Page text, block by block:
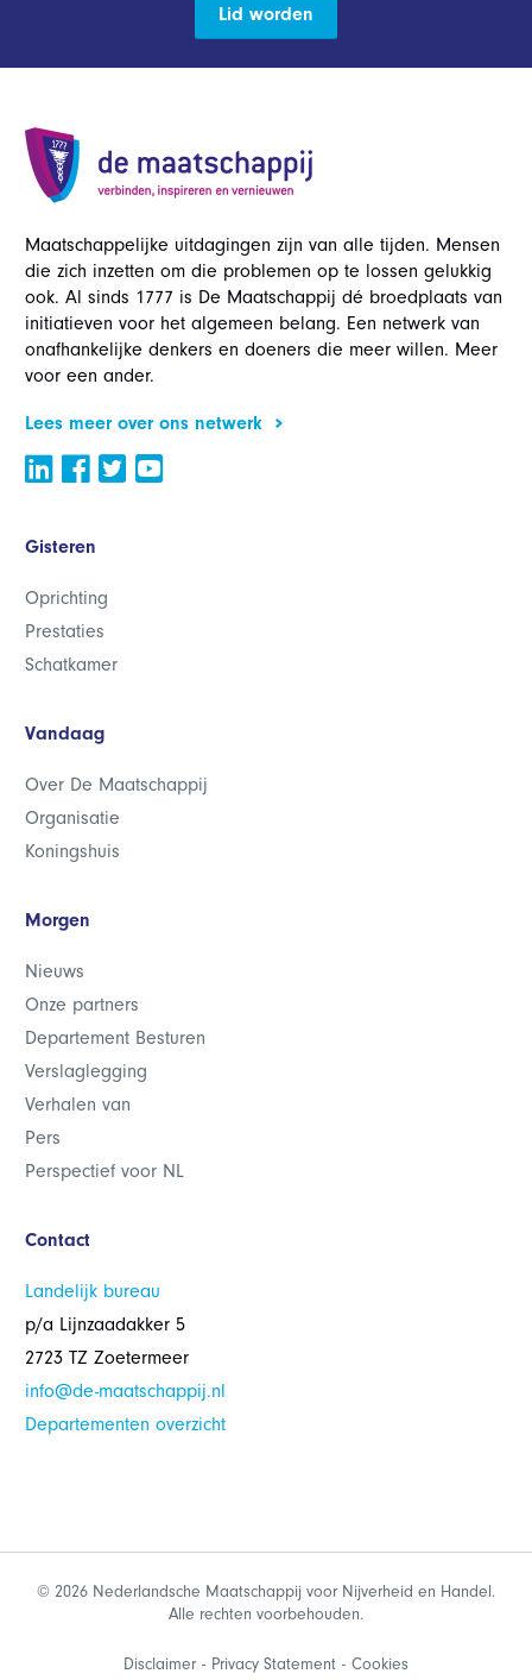
Lid worden
Maatschappelijke uitdagingen zijn van alle tijden. Mensen
die zich inzetten om die problemen op te lossen gelukkig
ook. Al sinds 1777 is De Maatschappij dé broedplaats van
initiatieven voor het algemeen belang. Een netwerk van
onafhankelijke denkers en doeners die meer willen. Meer
voor een ander.
Lees meer over ons netwerk
Gisteren
Oprichting
Prestaties
Schatkamer
Vandaag
Over De Maatschappij
Organisatie
Koningshuis
Morgen
Nieuws
Onze partners
Departement Besturen
Verslaglegging
Verhalen van
Pers
Perspectief voor NL
Contact
Landelijk bureau
p/a Lijnzaadakker 5
2723 TZ Zoetermeer
info@de-maatschappij.nl
Departementen overzicht
© 2026 Nederlandsche Maatschappij voor Nijverheid en Handel.
Alle rechten voorbehouden.
Disclaimer Privacy Statement Cookies